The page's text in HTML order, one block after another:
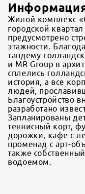
Жилой комплекс
городской
предусмотрено
этажности.
тандему
и MR Group в
сплелись
история, а все
людей,
Благоустройство
разработано
Запланированы
теннисный корт,
дорожки, кафе с
променад с арт-
также
водоемом.